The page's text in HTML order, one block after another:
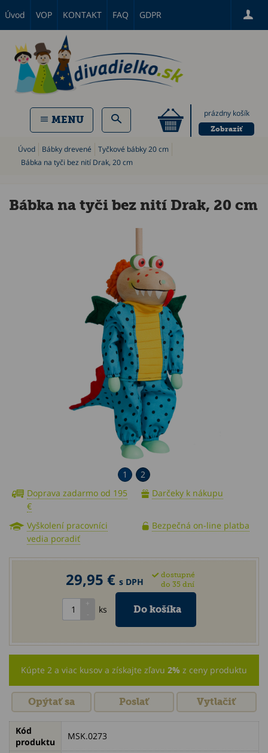
Úvod VOP KONTAKT FAQ GDPR
prázdny košík
Zobraziť
MENU
Úvod Bábky drevené
Tyčkové bábky 20 cm
Bábka na tyči bez nití Drak, 20 cm
Bábka na tyči bez nití Drak, 20 cm
1
2
Doprava zadarmo od 195
€
Darčeky k nákupu
Vyškolení pracovníci
vedia poradiť
Bezpečná on-line platba
29,95 € s DPH
dostupné
do 35 dní
ks
Kúpte 2 a viac kusov a získajte zľavu 2% z ceny produktu
Opýtať sa Poslať Vytlačiť
Kód
produktu
MSK.0273